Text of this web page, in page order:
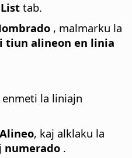
tab.
, malmarku la
tiun alineon en linia
la liniajn
, kaj alklaku la
numerado .